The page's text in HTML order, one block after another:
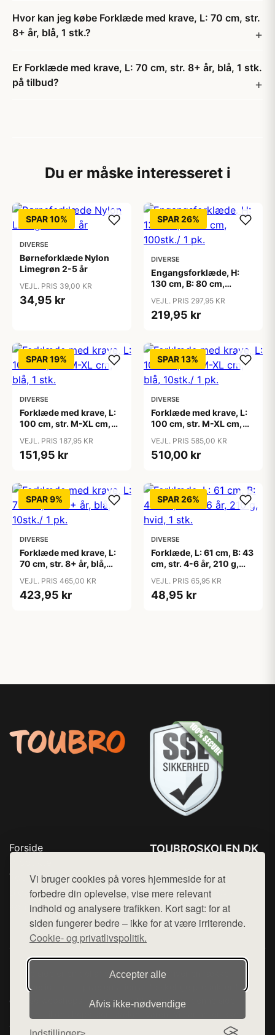
Vi bruger cookies på vores hjemmeside for at
forbedre din oplevelse, vise mere relevant
indhold og analysere trafikken. Kort sagt: for at
siden fungerer bedre – ikke for at være irriterende.
Cookie- og privatlivspolitik.
Accepter alle
Afvis ikke‑nødvendige
Hvor kan jeg købe Forklæde med krave, L: 70 cm, str.
8+ år, blå, 1 stk.?
Er Forklæde med krave, L: 70 cm, str. 8+ år, blå, 1 stk.
på tilbud?
Du er måske interesseret i
SPAR 10%
DIVERSE
Børneforklæde Nylon
Limegrøn 2-5 år
VEJL. PRIS 39,00 KR
34,95 kr
SPAR 26%
DIVERSE
Engangsforklæde, H:
130 cm, B: 80 cm,
VEJL. PRIS 297,95 KR
219,95 kr
SPAR 19%
DIVERSE
Forklæde med krave, L:
100 cm, str. M-XL cm,
VEJL. PRIS 187,95 KR
151,95 kr
SPAR 13%
DIVERSE
Forklæde med krave, L:
100 cm, str. M-XL cm,
VEJL. PRIS 585,00 KR
510,00 kr
SPAR 9%
DIVERSE
Forklæde med krave, L:
70 cm, str. 8+ år, blå,
VEJL. PRIS 465,00 KR
423,95 kr
SPAR 26%
DIVERSE
Forklæde, L: 61 cm, B: 43
cm, str. 4-6 år, 210 g,
VEJL. PRIS 65,95 KR
48,95 kr
Forside
Top Rabatter
Blog
Kontakt
TOUBROSKOLEN.DK
Mail: hej@want.dk
Cookie- og privatlivspolitik
Denne side er en del af want.dk, der udgiver en række
hjemmesider med præsentation af forskellige produkter fra
diverse webshops. Der sælges ikke varer fra denne side - vi
henviser til de shops, som sælger varen. Vi har heller ikke
varerne på lager.